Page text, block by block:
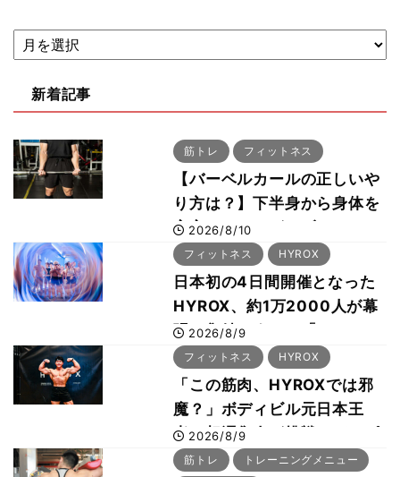
新着記事
筋トレ フィットネス
【バーベルカールの正しいや
り方は？】下半身から身体を
安定させるのがカギ！
2026/8/10
フィットネス HYROX
日本初の4日間開催となった
HYROX、約1万2000人が幕
張に集結 すでに「2028、
29年の大会も準備」
2026/8/9
フィットネス HYROX
「この筋肉、HYROXでは邪
魔？」ボディビル元日本王
者・相澤隼人が挑戦 バーピ
ーでは驚異の種目2位
2026/8/9
筋トレ トレーニングメニュー